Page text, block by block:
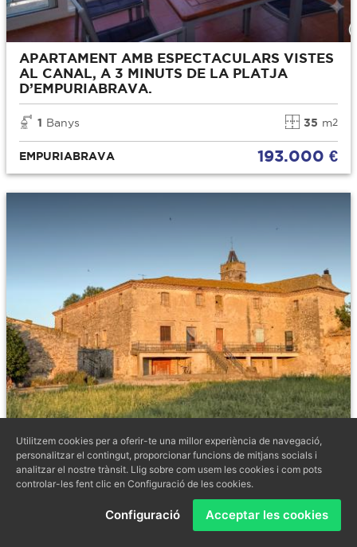
APARTAMENT AMB ESPECTACULARS VISTES
AL CANAL, A 3 MINUTS DE LA PLATJA
D’EMPURIABRAVA.
1 Banys 35 m2
EMPURIABRAVA 193.000 €
FINCA SEÑORIAL EN EL ALT EMPORDÀ, A
POCOS MINUTOS DE LA CIUDAD Y DE LA
COSTA BRAVA
1 Banys 390 m
Utilitzem cookies per a oferir-te una millor experiència de navegació,
personalitzar el contingut, proporcionar funcions de mitjans socials i
analitzar el nostre trànsit. Llig sobre com usem les cookies i com pots
controlar-les fent clic en Configuració de les cookies.
Configuració Acceptar les cookies